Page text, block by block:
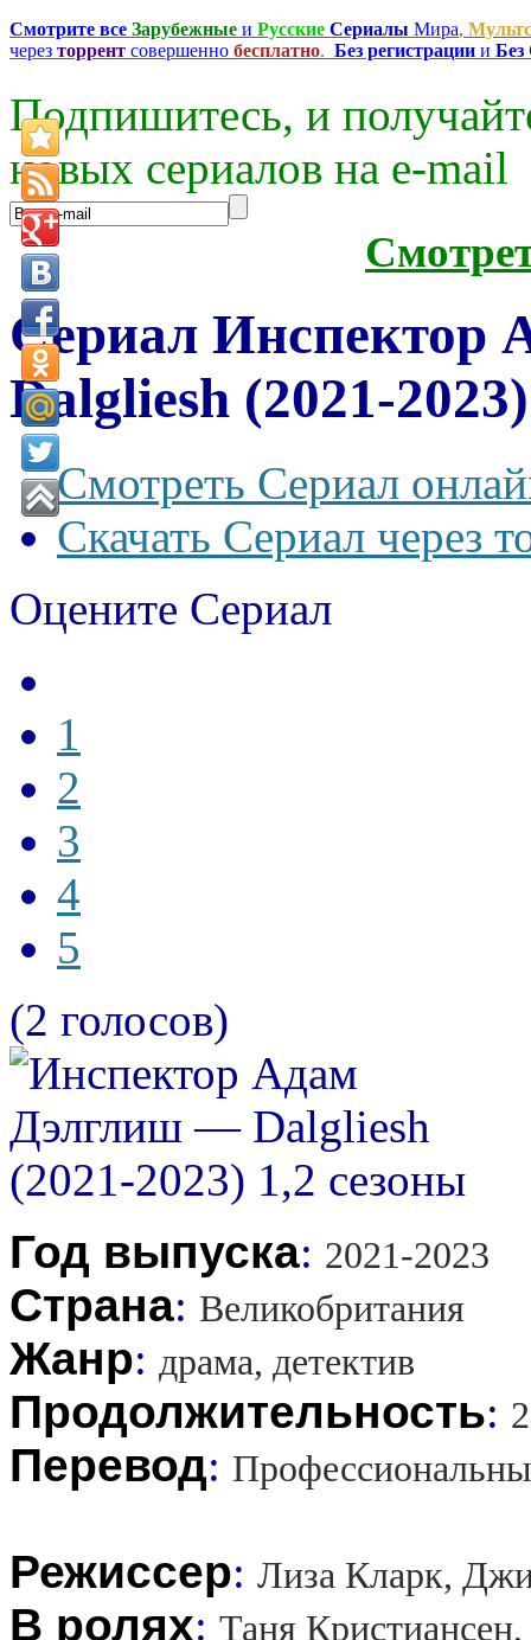
Смотрите все Зарубежные и Русские Сериалы Мира,
через торрент совершенно бесплатно. Без регистрации и
Подпишитесь, и
новых сериалов на e-mаil
Сериал
Dalgliesh (2021-
Смотреть Сериал
Скачать Сериал через
Оцените Сериал
1
2
3
4
5
(2 голосов)
Год выпуска: 2021-2023
Страна: Великобритания
Жанр: драма, детектив
Продолжительность:
Перевод:
Режиссер: Лиза Кларк,
В ролях: Таня